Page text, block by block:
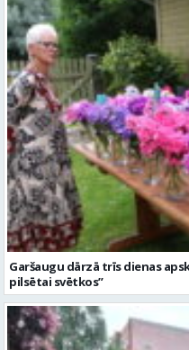
Garšaugu dārzā trīs dienas
pilsētai svētkos”